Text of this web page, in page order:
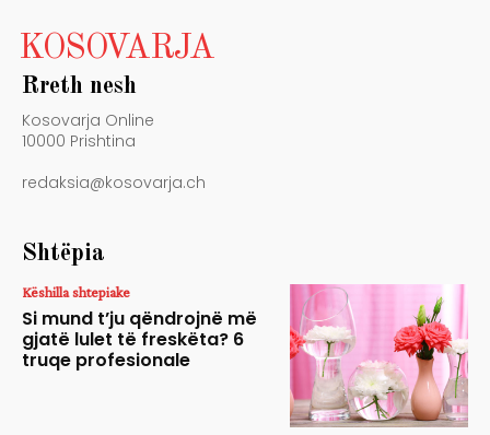
KOSOVARJA
Rreth nesh
Kosovarja Online
10000 Prishtina
redaksia@kosovarja.ch
Shtëpia
Këshilla shtepiake
Si mund t’ju qëndrojnë më
gjatë lulet të freskëta? 6
truqe profesionale